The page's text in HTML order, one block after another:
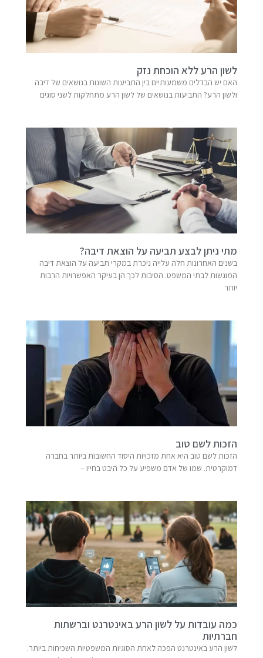
לשון הרע ללא הוכחת נזק
האם יש הבדלים משמעותיים בין התביעות השונות בנושאים של דיבה
ולשון הרע? התביעות בנושאים של לשון הרע מתחלקות לשני סוגים
מתי ניתן לבצע תביעה על הוצאת דיבה?
בשנים האחרונות חלה עלייה ניכרת במקרי תביעה על הוצאת דיבה
המוגשות לבתי המשפט. הסיבות לכך הן בעיקר האפשרויות הרבות
יותר
הזכות לשם טוב
הזכות לשם טוב היא אחת מזכויות היסוד החשובות ביותר בחברה
דמוקרטית. שמו של אדם משפיע על כל היבט בחייו –
כמה עובדות על לשון הרע באינטרנט וברשתות
חברתיות
לשון הרע באינטרנט הפכה לאחת הסוגיות המשפטיות השכיחות ביותר.